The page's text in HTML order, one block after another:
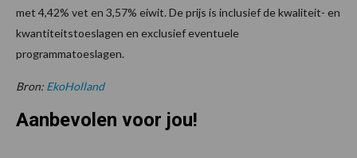
met 4,42% vet en 3,57% eiwit. De prijs is inclusief de kwaliteit- en
kwantiteitstoeslagen en exclusief eventuele
programmatoeslagen.
Bron: EkoHolland
Aanbevolen voor jou!